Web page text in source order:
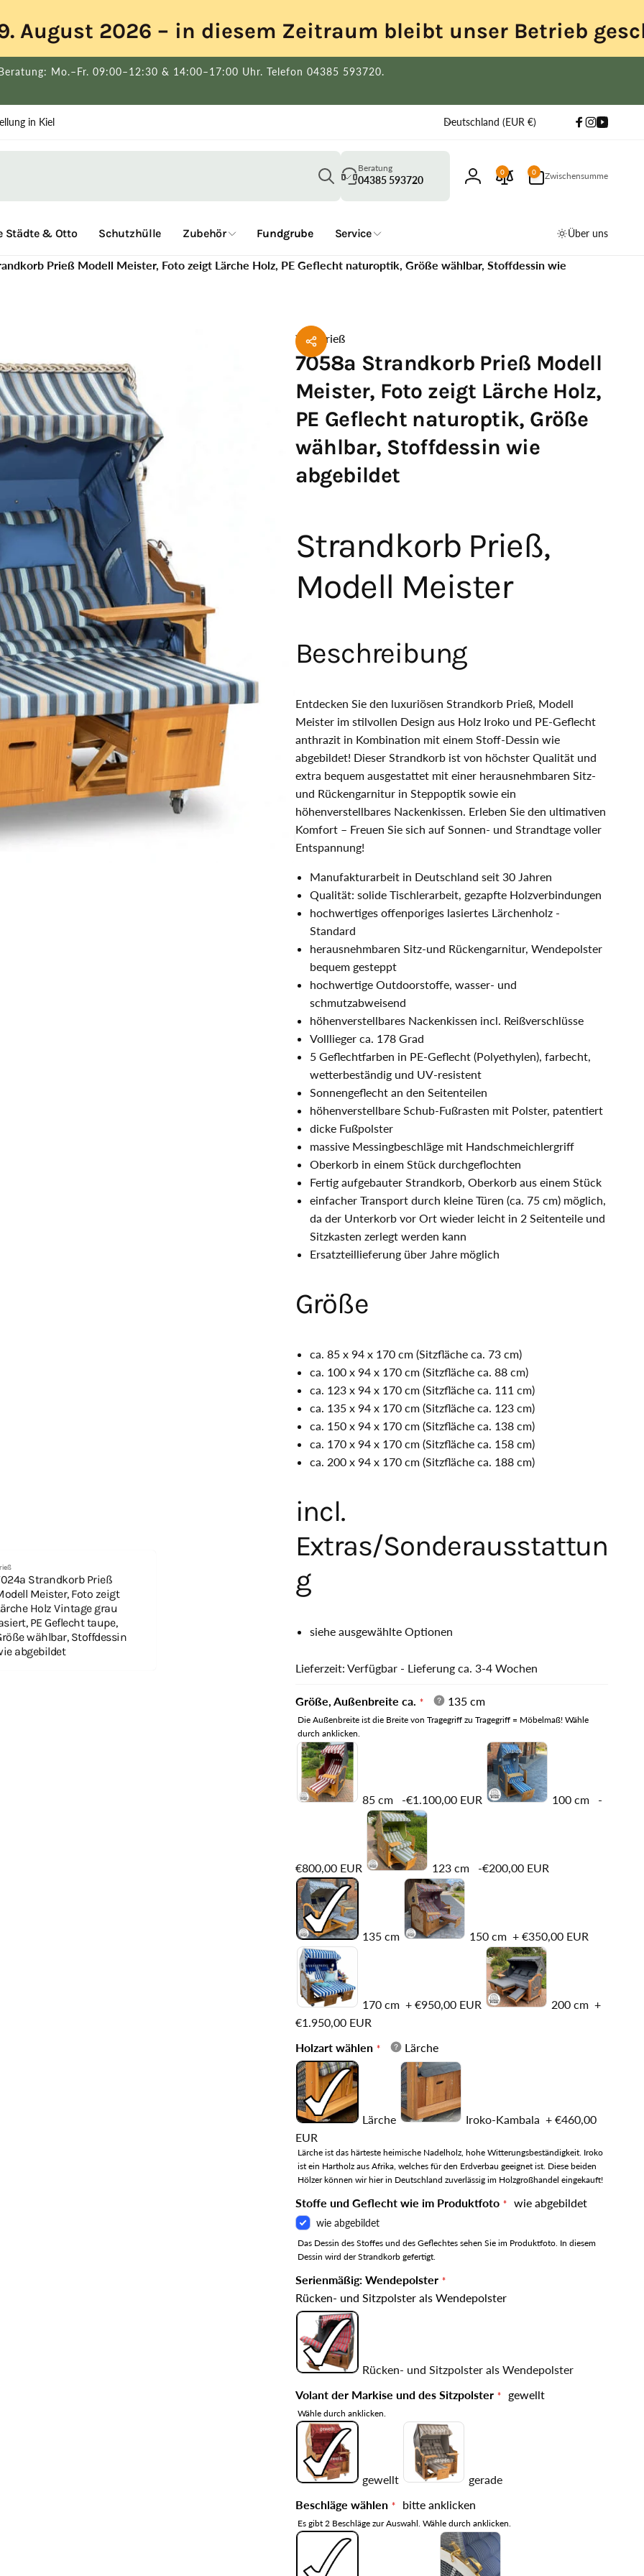
August 2026 – in diesem Zeitraum bleibt unser Betrieb
Mo.–Fr. 09:00–12:30 & 14:00–17:00 Uhr. Telefon 04385 593720.
in Kiel
n
R
Deutschland (EUR €)
Facebook
Instagram
YouTube
Beratung
04385 593720 Einloggen
0 0
Artikel Zwischensumme
Städte & Otto Schutzhülle Zubehör Fundgrube Service Über uns
Prieß Modell Meister, Foto zeigt Lärche Holz, PE Geflecht naturoptik, Größe wählbar, Stoffdessin wie
VonPrieß
7058a Strandkorb Prieß Modell
Meister, Foto zeigt Lärche Holz,
PE Geflecht naturoptik, Größe
wählbar, Stoffdessin wie
abgebildet
Strandkorb Prieß,
Modell Meister
Beschreibung
Entdecken Sie den luxuriösen Strandkorb Prieß, Modell
Meister im stilvollen Design aus Holz Iroko und PE-Geflecht
anthrazit in Kombination mit einem Stoff-Dessin wie
abgebildet! Dieser Strandkorb ist von höchster Qualität und
extra bequem ausgestattet mit einer herausnehmbaren Sitz-
und Rückengarnitur in Steppoptik sowie ein
höhenverstellbares Nackenkissen. Erleben Sie den ultimativen
Komfort – Freuen Sie sich auf Sonnen- und Strandtage voller
Entspannung!
Manufakturarbeit in Deutschland seit 30 Jahren
Qualität: solide Tischlerarbeit, gezapfte Holzverbindungen
hochwertiges offenporiges lasiertes Lärchenholz -
Standard
herausnehmbaren Sitz-und Rückengarnitur, Wendepolster
bequem gesteppt
hochwertige Outdoorstoffe, wasser- und
schmutzabweisend
höhenverstellbares Nackenkissen incl. Reißverschlüsse
Volllieger ca. 178 Grad
5 Geflechtfarben in PE-Geflecht (Polyethylen), farbecht,
wetterbeständig und UV-resistent
Sonnengeflecht an den Seitenteilen
höhenverstellbare Schub-Fußrasten mit Polster, patentiert
dicke Fußpolster
massive Messingbeschläge mit Handschmeichlergriff
Oberkorb in einem Stück durchgeflochten
Fertig aufgebauter Strandkorb, Oberkorb aus einem Stück
einfacher Transport durch kleine Türen (ca. 75 cm) möglich,
da der Unterkorb vor Ort wieder leicht in 2 Seitenteile und
Sitzkasten zerlegt werden kann
Ersatzteillieferung über Jahre möglich
Größe
ca. 85 x 94 x 170 cm (Sitzfläche ca. 73 cm)
ca. 100 x 94 x 170 cm (Sitzfläche ca. 88 cm)
ca. 123 x 94 x 170 cm (Sitzfläche ca. 111 cm)
ca. 135 x 94 x 170 cm (Sitzfläche ca. 123 cm)
ca. 150 x 94 x 170 cm (Sitzfläche ca. 138 cm)
ca. 170 x 94 x 170 cm (Sitzfläche ca. 158 cm)
ca. 200 x 94 x 170 cm (Sitzfläche ca. 188 cm)
incl.
Extras/Sonderausstattun
g
siehe ausgewählte Optionen
Lieferzeit: Verfügbar - Lieferung ca. 3-4 Wochen
Größe, Außenbreite ca. 135 cm
Die Außenbreite ist die Breite von Tragegriff zu Tragegriff = Möbelmaß! Wähle
durch anklicken.
85 cm -€1.100,00 EUR 100 cm -
€800,00 EUR 123 cm -€200,00 EUR
135 cm 150 cm + €350,00 EUR
170 cm + €950,00 EUR 200 cm +
€1.950,00 EUR
Holzart wählen
Lärche
Lärche Iroko-Kambala + €460,00
EUR
Lärche ist das härteste heimische Nadelholz, hohe Witterungsbeständigkeit. Iroko
ist ein Hartholz aus Afrika, welches für den Erdverbau geeignet ist. Diese beiden
Hölzer können wir hier in Deutschland zuverlässig im Holzgroßhandel eingekauft!
Stoffe und Geflecht wie im Produktfoto wie abgebildet
wie abgebildet
Das Dessin des Stoffes und des Geflechtes sehen Sie im Produktfoto. In diesem
Dessin wird der Strandkorb gefertigt.
Serienmäßig: Wendepolster
Rücken- und Sitzpolster als Wendepolster
Rücken- und Sitzpolster als Wendepolster
Volant der Markise und des Sitzpolster
gewellt
Wähle durch anklicken.
gewellt
gerade
Beschläge wählen
bitte anklicken
Es gibt 2 Beschläge zur Auswahl. Wähle durch anklicken.
Strandkorb Prieß
Meister, Foto zeigt
Holz Vintage grau
PE Geflecht taupe,
wählbar, Stoffdessin
abgebildet